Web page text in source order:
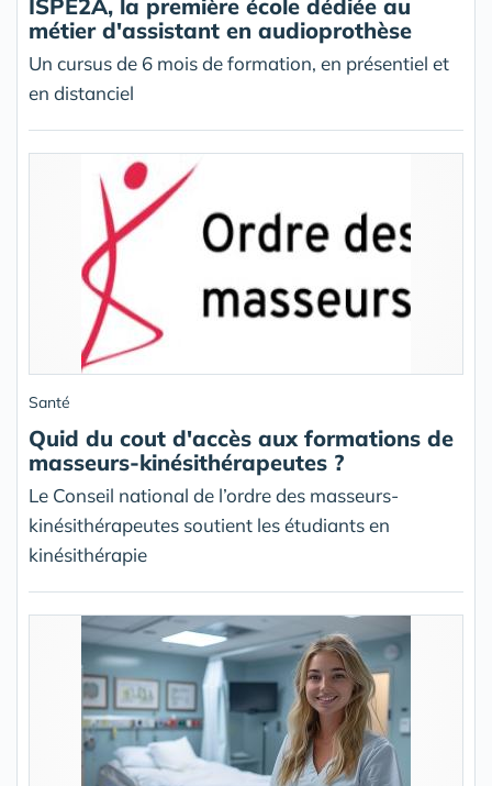
ISPE2A, la première école dédiée au
métier d'assistant en audioprothèse
Un cursus de 6 mois de formation, en présentiel et
en distanciel
Santé
Quid du cout d'accès aux formations de
masseurs-kinésithérapeutes ?
Le Conseil national de l’ordre des masseurs-
kinésithérapeutes soutient les étudiants en
kinésithérapie